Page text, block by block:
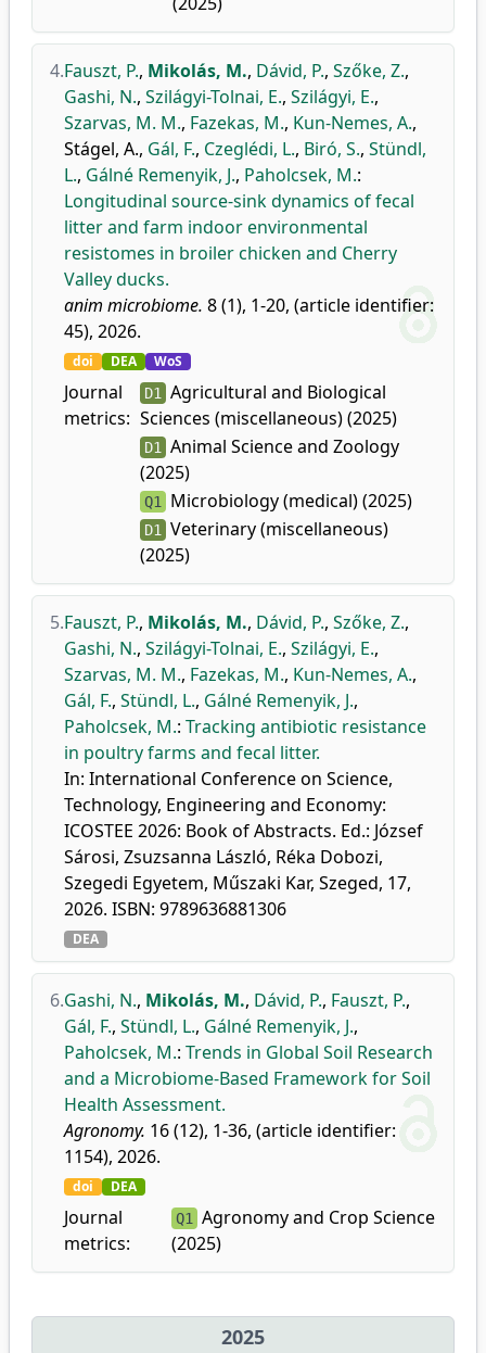
4.Fauszt, P., Mikolás, M., Dávid, P., Szőke, Z.,
Gashi, N., Szilágyi-Tolnai, E., Szilágyi, E.,
Szarvas, M. M., Fazekas, M., Kun-Nemes, A.,
Stágel, A., Gál, F., Czeglédi, L., Biró, S., Stündl,
L., Gálné Remenyik, J., Paholcsek, M.:
Longitudinal source-sink dynamics of fecal
litter and farm indoor environmental
resistomes in broiler chicken and Cherry
Valley ducks.
anim microbiome. 8 (1), 1-20, (article identifier:
45), 2026.
doi DEA WoS
Journal
metrics:
D1 Agricultural and Biological
Sciences (miscellaneous) (2025)
D1 Animal Science and Zoology
(2025)
Q1 Microbiology (medical) (2025)
D1 Veterinary (miscellaneous)
(2025)
5.Fauszt, P., Mikolás, M., Dávid, P., Szőke, Z.,
Gashi, N., Szilágyi-Tolnai, E., Szilágyi, E.,
Szarvas, M. M., Fazekas, M., Kun-Nemes, A.,
Gál, F., Stündl, L., Gálné Remenyik, J.,
Paholcsek, M.: Tracking antibiotic resistance
in poultry farms and fecal litter.
In: International Conference on Science,
Technology, Engineering and Economy:
ICOSTEE 2026: Book of Abstracts. Ed.: József
Sárosi, Zsuzsanna László, Réka Dobozi,
Szegedi Egyetem, Műszaki Kar, Szeged, 17,
2026. ISBN: 9789636881306
DEA
6.Gashi, N., Mikolás, M., Dávid, P., Fauszt, P.,
Gál, F., Stündl, L., Gálné Remenyik, J.,
Paholcsek, M.: Trends in Global Soil Research
and a Microbiome-Based Framework for Soil
Health Assessment.
Agronomy. 16 (12), 1-36, (article identifier:
1154), 2026.
doi DEA
Journal
metrics:
Q1
Agronomy and Crop Science
(2025)
2025